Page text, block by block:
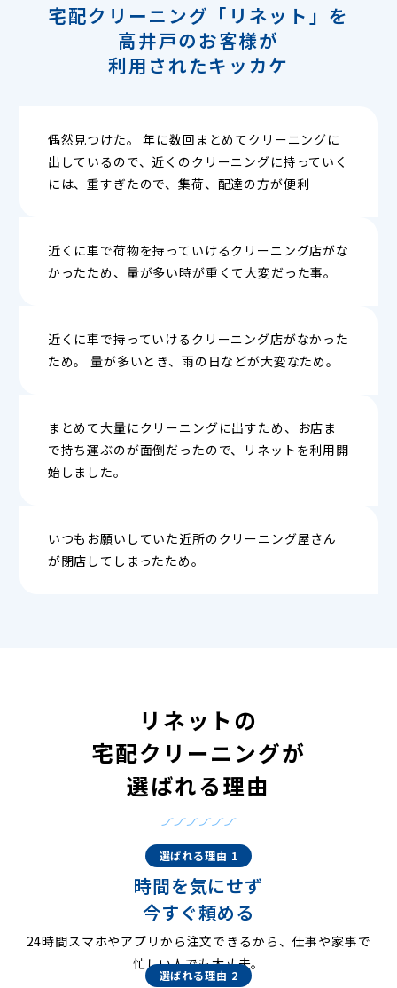
宅配クリーニング「リネット」を
高井戸のお客様が
利用されたキッカケ
偶然見つけた。 年に数回まとめてクリーニングに
出しているので、近くのクリーニングに持っていく
には、重すぎたので、集荷、配達の方が便利
近くに車で荷物を持っていけるクリーニング店がな
かったため、量が多い時が重くて大変だった事。
近くに車で持っていけるクリーニング店がなかった
ため。 量が多いとき、雨の日などが大変なため。
まとめて大量にクリーニングに出すため、お店ま
で持ち運ぶのが面倒だったので、リネットを利用開
始しました。
いつもお願いしていた近所のクリーニング屋さん
が閉店してしまったため。
リネットの
宅配クリーニングが
選ばれる理由
選ばれる理由 1
時間を気にせず
今すぐ頼める
24時間スマホやアプリから注文できるから、仕事や家事で
忙しい人でも大丈夫。
選ばれる理由 2